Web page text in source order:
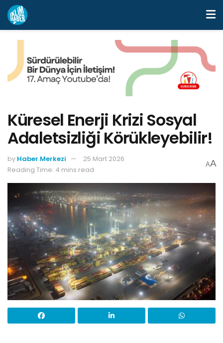
Küresel Enerji Krizi Sosyal
Adaletsizliği Körükleyebilir!
by Haber Merkezi
25 Mart 2026
Reading Time: 4 mins read
AA